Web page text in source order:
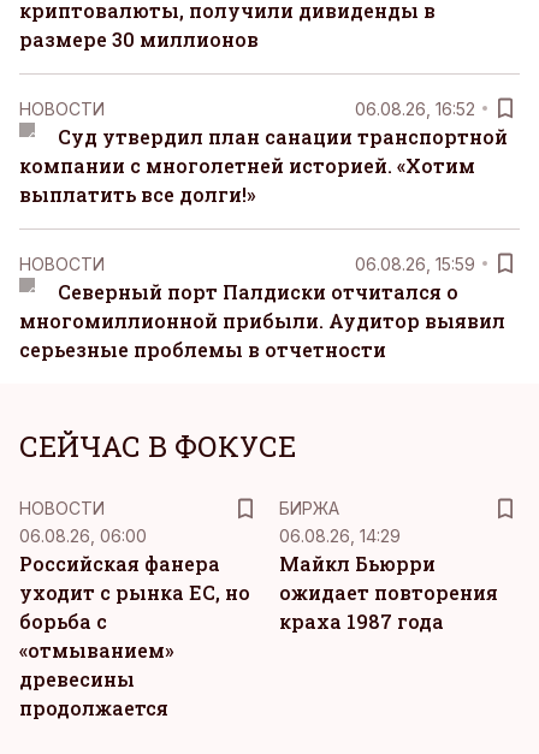
криптовалюты, получили дивиденды в
размере 30 миллионов
НОВОСТИ 06.08.26, 16:52
Суд утвердил план санации транспортной
компании с многолетней историей. «Хотим
выплатить все долги!»
НОВОСТИ 06.08.26, 15:59
Северный порт Палдиски отчитался о
многомиллионной прибыли. Аудитор выявил
серьезные проблемы в отчетности
СЕЙЧАС В ФОКУСЕ
НОВОСТИ
06.08.26, 06:00
Российская фанера
уходит с рынка ЕС, но
борьба с
«отмыванием»
древесины
продолжается
БИРЖА
06.08.26, 14:29
Майкл Бьюрри
ожидает повторения
краха 1987 года